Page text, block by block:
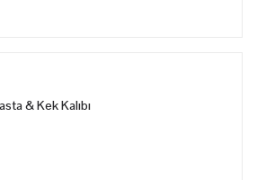
& Kek Kalıbı